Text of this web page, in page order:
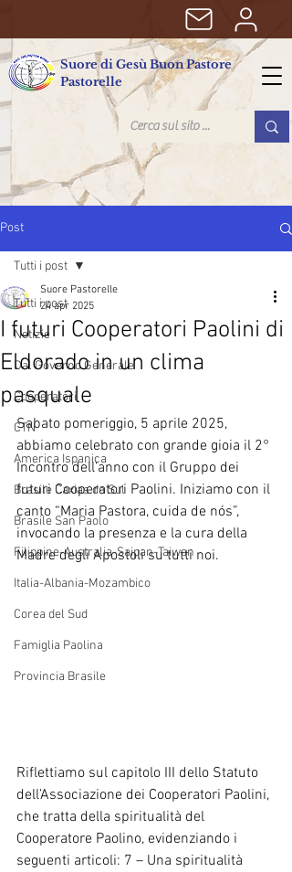
Suore di Gesù Buon Pastore
Pastorelle
Post
Tutti i post
Notizie
Dal Governo Generale
Cooperatori
CTN
America Ispanica
Brasile Caxias do Sul
Brasile San Paolo
Filippine-Australia-Saipan-Taiwan
Italia-Albania-Mozambico
Corea del Sud
Famiglia Paolina
Provincia Brasile
Tutti i post
I futuri Cooperatori Paolini di
Eldorado in un clima
pasquale
Suore Pastorelle
24 apr 2025
Sabato pomeriggio, 5 aprile 2025,
abbiamo celebrato con grande gioia il 2°
Incontro dell’anno con il Gruppo dei
futuri Cooperatori Paolini. Iniziamo con il
canto “Maria Pastora, cuida de nós”,
invocando la presenza e la cura della
Madre degli Apostoli su tutti noi.
Riflettiamo sul capitolo III dello Statuto
dell’Associazione dei Cooperatori Paolini,
che tratta della spiritualità del
Cooperatore Paolino, evidenziando i
seguenti articoli: 7 – Una spiritualità